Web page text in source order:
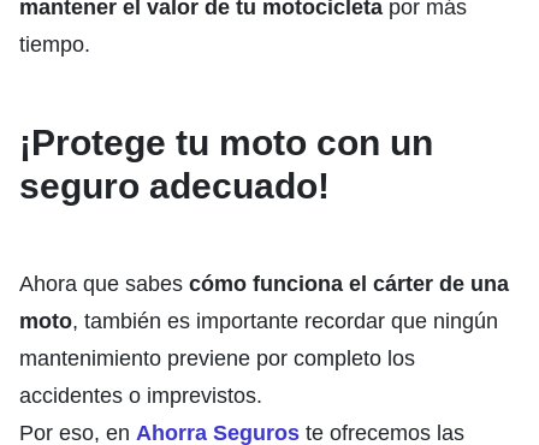
mantener el valor de tu motocicleta por más
tiempo.
¡Protege tu moto con un
seguro adecuado!
Ahora que sabes cómo funciona el cárter de una
moto, también es importante recordar que ningún
mantenimiento previene por completo los
accidentes o imprevistos.
Por eso, en Ahorra Seguros te ofrecemos las